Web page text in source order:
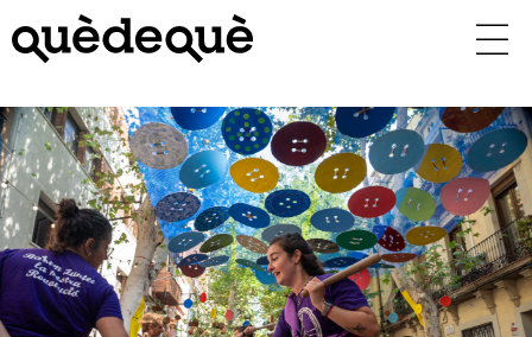
contingut